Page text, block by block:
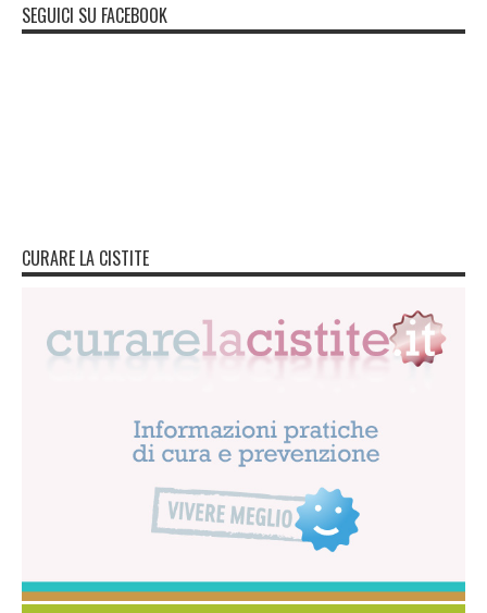
SEGUICI SU FACEBOOK
CURARE LA CISTITE